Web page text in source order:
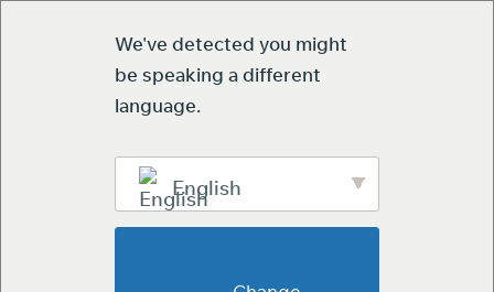
We've detected you might
be speaking a different
language.
English